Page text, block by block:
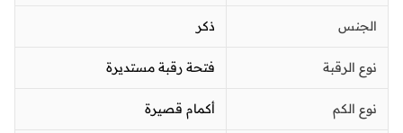
الجنس ذكر
نوع الرقبة فتحة رقبة مستديرة
نوع الكم أكمام قصيرة